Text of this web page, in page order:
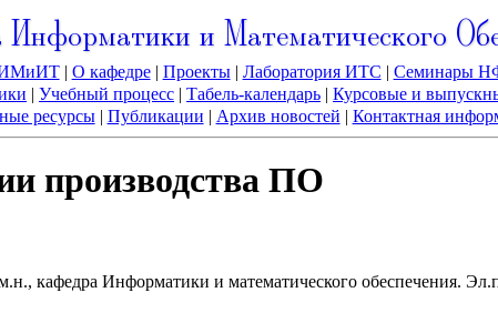
и Математического
| О кафедре| Проекты| Лаборатория ИТС | Семинары
|Учебный процесс |Табель-календарь |Курсовые и
ресурсы| Публикации | Архив новостей | Контактная
производства ПО
кафедра Информатики и математического обеспечения.